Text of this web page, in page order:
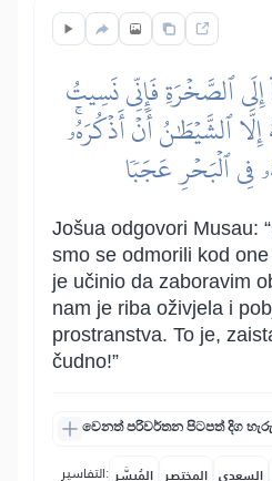
إِلَى ٱلصَّخۡرَةِ فَإِنِّي نَسِيتُ
ٱلشَّيۡطَٰنُ أَنۡ أَذۡكُرَهُۥۚ
فِي ٱلۡبَحۡرِ عَجَبٗا
Jošua odgovori Musau:
smo se odmorili kod
je učinio da zaboravim
nam je riba oživjela i
prostranstva. To je,
čudno!”
වෙනත් පරිවර්තන පිටපත් දිග
التفاسير: المُيسَّر المختصر السعدي